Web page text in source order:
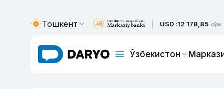
Тошкент USD :12 178,85 сўм
Ўзбекистон